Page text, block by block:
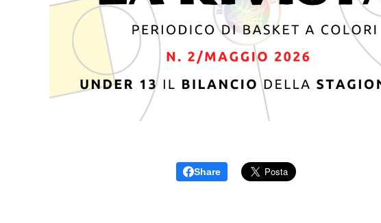
Share